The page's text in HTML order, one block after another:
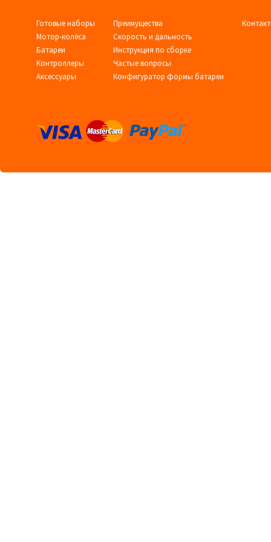
Готовые наборы
Мотор-колёса
Батареи
Контроллеры
Аксессуары
Преимущества
Скорость и дальность
Инструкция по сборке
Частые вопросы
Конфигуратор формы батареи